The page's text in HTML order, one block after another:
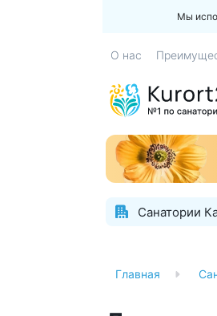
Мы
О нас
Санатории
Главная